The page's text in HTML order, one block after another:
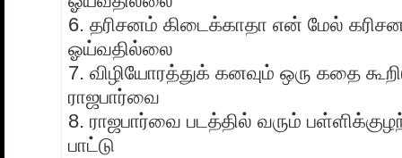
6. தரிசனம் கிடைக்காதா என் மேல்
ஓய்வதில்லை
7. விழியோரத்துக் கனவும் ஒரு கதை
ராஜபார்வை
8. ராஜபார்வை படத்தில் வரும்
பாட்டு